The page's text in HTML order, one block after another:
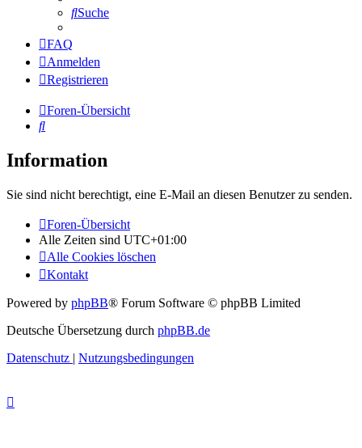
Suche
FAQ
Anmelden
Registrieren
Foren-Übersicht
Suche
Information
Sie sind nicht berechtigt, eine E-Mail an diesen Benutzer zu senden.
Foren-Übersicht
Alle Zeiten sind UTC+01:00
Alle Cookies löschen
Kontakt
Powered by phpBB® Forum Software © phpBB Limited
Deutsche Übersetzung durch phpBB.de
Datenschutz | Nutzungsbedingungen